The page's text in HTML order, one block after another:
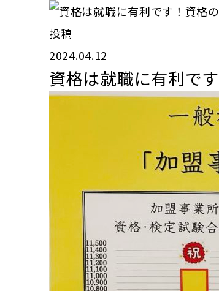
投稿
2024.04.12
資格は就職に有利で